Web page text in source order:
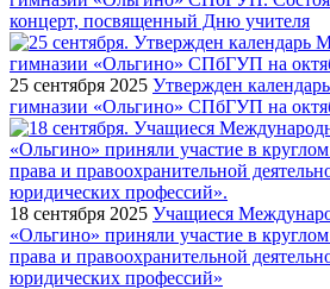
концерт, посвященный Дню учителя
25 сентября 2025 Утвержден
гимназии «Ольгино» СПбГУП на
18 сентября 2025 Учащиеся
«Ольгино» приняли участие в
права и правоохранительной
юридических профессий»